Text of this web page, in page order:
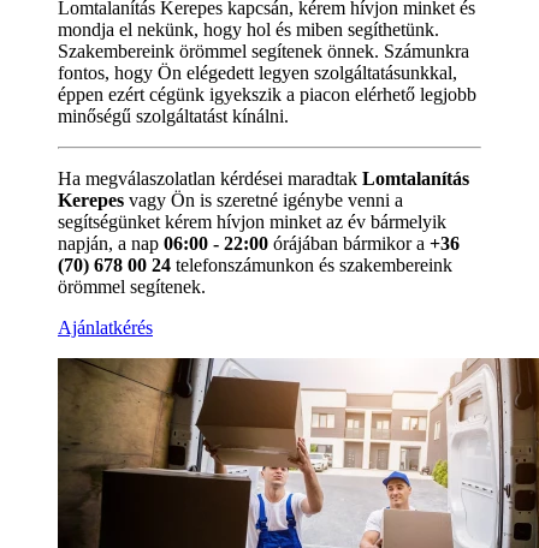
Lomtalanítás Kerepes kapcsán, kérem hívjon minket és
mondja el nekünk, hogy hol és miben segíthetünk.
Szakembereink örömmel segítenek önnek. Számunkra
fontos, hogy Ön elégedett legyen szolgáltatásunkkal,
éppen ezért cégünk igyekszik a piacon elérhető legjobb
minőségű szolgáltatást kínálni.
Ha megválaszolatlan kérdései maradtak Lomtalanítás
Kerepes vagy Ön is szeretné igénybe venni a
segítségünket kérem hívjon minket az év bármelyik
napján, a nap 06:00 - 22:00 órájában bármikor a +36
(70) 678 00 24 telefonszámunkon és szakembereink
örömmel segítenek.
Ajánlatkérés